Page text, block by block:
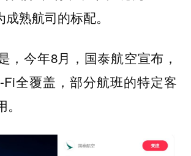
熟航司的标配。
，今年8月，国泰航空宣布，
全覆盖，部分航班的特定客